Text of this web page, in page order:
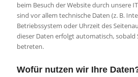
beim Besuch der Website durch unsere
sind vor allem technische Daten (z. B.
Betriebssystem oder Uhrzeit des
dieser Daten erfolgt automatisch, sobald
betreten.
Wofür nutzen wir Ihre